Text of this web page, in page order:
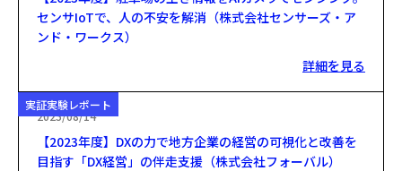
センサIoTで、人の不安を解消（株式会社センサーズ・ア
ンド・ワークス）
詳細を見る
実証実験レポート
2023/08/14
【2023年度】DXの力で地方企業の経営の可視化と改善を
目指す「DX経営」の伴走支援（株式会社フォーバル）